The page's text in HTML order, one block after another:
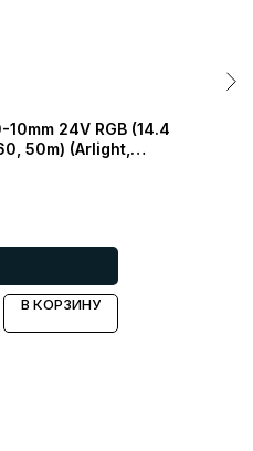
24V RGB (14.4
50m) (Arlight,
В КОРЗИНУ